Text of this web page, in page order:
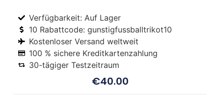
Verfügbarkeit: Auf Lager
10 Rabattcode: gunstigfussballtrikot10
Kostenloser Versand weltweit
100 % sichere Kreditkartenzahlung
30-tägiger Testzeitraum
€40.00